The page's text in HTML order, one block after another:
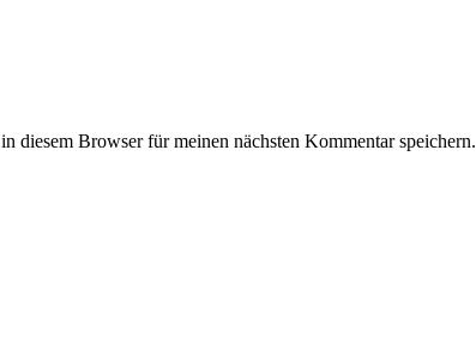
diesem Browser für meinen nächsten Kommentar speichern.